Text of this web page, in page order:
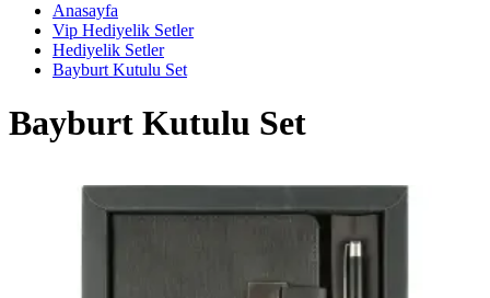
Anasayfa
Vip Hediyelik Setler
Hediyelik Setler
Bayburt Kutulu Set
Bayburt Kutulu Set